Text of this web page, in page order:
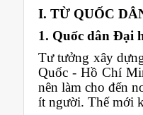
I. TỪ QUỐC
1. Quốc dân Đại
Tư tưởng xây
Quốc - Hồ Chí
nên làm cho đến
ít người. Thế mới